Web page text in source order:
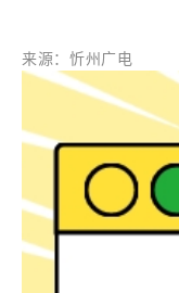
来源：忻州广电